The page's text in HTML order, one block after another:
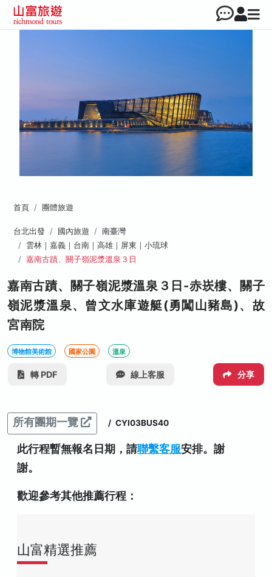
首頁 團體旅遊
台北出發 國內旅遊
南臺灣
雲林｜嘉義｜台南｜高雄｜屏東｜小琉球
嘉南古蹟、關子嶺泥漿溫泉３日
嘉南古蹟、關子嶺泥漿溫泉３日-赤崁樓、關子
嶺泥漿溫泉、曾文水庫遊艇(勇闖山豬島)、故
宮南院
博物館美術館 國家公園 溫泉
轉 PDF 線上客服 分享
所有團期一覽 / CYI03BUS40
此行程暫無報名日期，請聯繫客服安排。謝
謝。
歡迎參考其他推薦行程：
山富精選推薦